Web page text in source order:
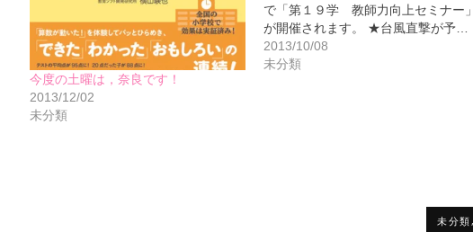
今度の土曜は，奈良です！
2013/12/02
未分類
で「第１９学 教師力向上セミナー」
が開催されます。 ★台風直撃が予…
2013/10/08
未分類
未分類,